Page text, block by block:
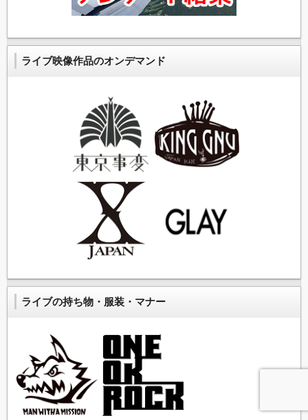
ライブ映像作品のオンデマンド
ライブの持ち物・服装・マナー